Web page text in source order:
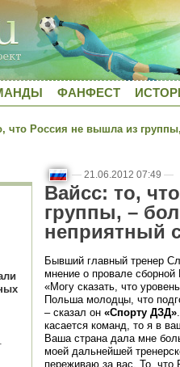
ФАНФЕСТ
что Россия не вышла из
— 21.06.2012 07:49 —
Вайсс: то,
группы, –
неприятный
Бывший главный тренер
мнение о провале сборной
«Могу сказать, что
Польша молодцы, что
– сказал он «Спорту ДЗД»
касается команд, то я в
Ваша страна дала мне
моей дальнейшей
переживаю за вас. То,